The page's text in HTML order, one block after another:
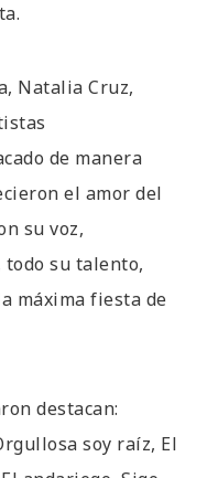
Natalia Cruz,
de manera
el amor del
su voz,
su talento,
máxima fiesta de
destacan:
soy raíz, El